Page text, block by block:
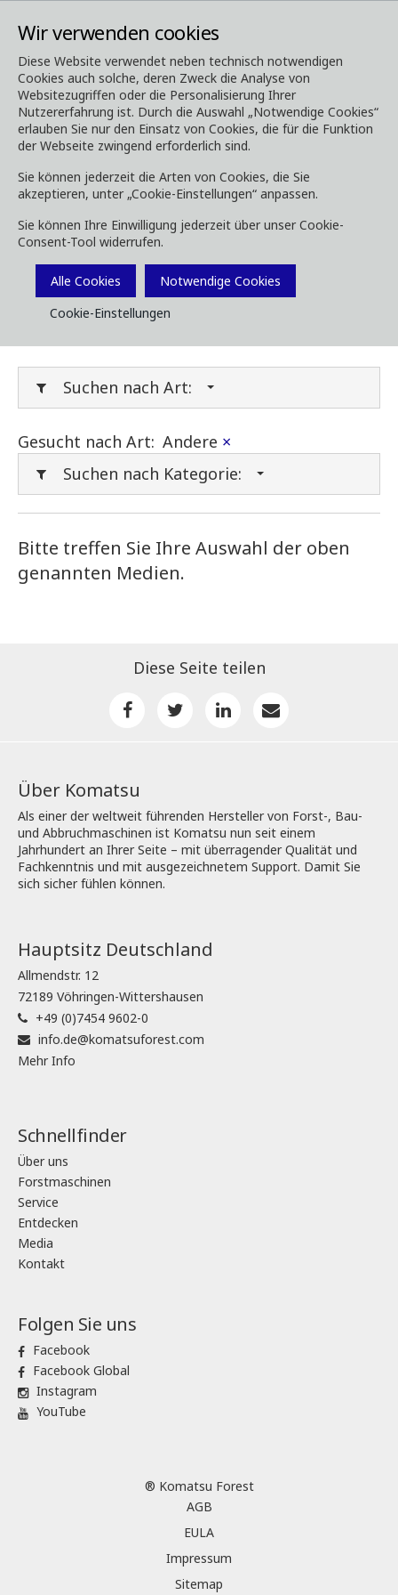
Wir verwenden cookies
Diese Website verwendet neben technisch notwendigen
Cookies auch solche, deren Zweck die Analyse von
Websitezugriffen oder die Personalisierung Ihrer
Nutzererfahrung ist. Durch die Auswahl „Notwendige Cookies“
erlauben Sie nur den Einsatz von Cookies, die für die Funktion
der Webseite zwingend erforderlich sind.
Sie können jederzeit die Arten von Cookies, die Sie
akzeptieren, unter „Cookie-Einstellungen“ anpassen.
Sie können Ihre Einwilligung jederzeit über unser Cookie-
Consent-Tool widerrufen.
Alle Cookies
Notwendige Cookies
Cookie-Einstellungen
Media Downloads
Downloads
Laden Sie Broschüren, Bilder, Videos,
Kundenmagazine und andere Medien herunter.
Sie können dies nach Typ oder Kategorie unten
Filtern.
Filter Media
Suchen nach Art:
Gesucht nach Art: Andere ×
Suchen nach Kategorie:
Bitte treffen Sie Ihre Auswahl der oben
genannten Medien.
Diese Seite teilen
Über Komatsu
Als einer der weltweit führenden Hersteller von Forst-, Bau-
und Abbruchmaschinen ist Komatsu nun seit einem
Jahrhundert an Ihrer Seite – mit überragender Qualität und
Fachkenntnis und mit ausgezeichnetem Support. Damit Sie
sich sicher fühlen können.
Hauptsitz Deutschland
Allmendstr. 12
72189 Vöhringen-Wittershausen
+49 (0)7454 9602-0
info.de@komatsuforest.com
Mehr Info
Schnellfinder
Über uns
Forstmaschinen
Service
Entdecken
Media
Kontakt
Folgen Sie uns
Facebook
Facebook Global
Instagram
YouTube
® Komatsu Forest
AGB
EULA
Impressum
Sitemap